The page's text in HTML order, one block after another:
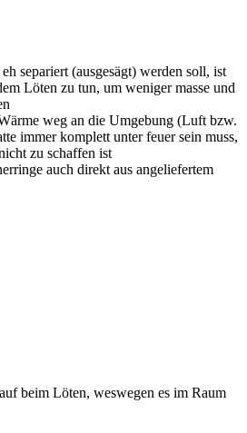
separiert (ausgesägt) werden soll, ist
Löten zu tun, um weniger masse und
weg an die Umgebung (Luft bzw.
immer komplett unter feuer sein muss,
zu schaffen ist
auch direkt aus angeliefertem
beim Löten, weswegen es im Raum